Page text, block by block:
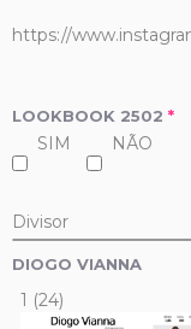
https://
LOOKBOOK 2502 *
SIM NÃO
Divisor
DIOGO VIANNA
1 (24)